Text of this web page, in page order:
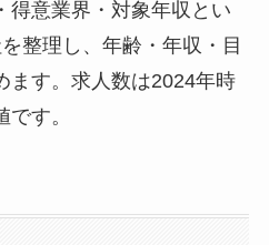
得意業界・対象年収とい
整理し、年齢・年収・目
ます。求人数は2024年時
す。